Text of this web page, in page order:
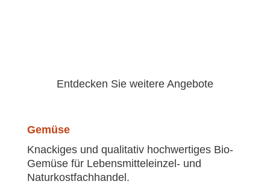
Entdecken Sie weitere Angebote
Gemüse
Knackiges und qualitativ hochwertiges Bio-
Gemüse für Lebensmitteleinzel- und
Naturkostfachhandel.